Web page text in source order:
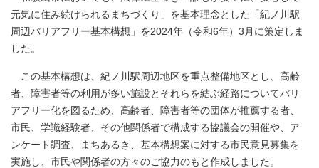
元気に住み続けられるまちづくり」を基本理念とした「紀ノ川駅
周辺バリアフリー基本構想」を2024年（令和6年）3月に策定しま
した。
この基本構想は、紀ノ川駅周辺地区を重点整備地区とし、高齢
者、障害者等の利用が多い施設とそれらを結ぶ経路についてバリ
アフリー化を図るため、高齢者、障害者等の団体が推薦する者、
市民、学識経験者、その他関係者で構成する協議会の開催や、ア
ンケート調査、まちあるき、基本構想案に対する市民意見募集を
実施し、市民や関係者の方々のご協力のもと作成しました。